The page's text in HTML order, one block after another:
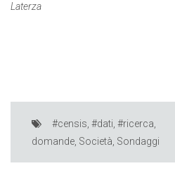
Laterza
#censis, #dati, #ricerca,
domande, Società, Sondaggi